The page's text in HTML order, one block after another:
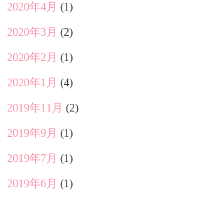
2020年4月 (1)
2020年3月 (2)
2020年2月 (1)
2020年1月 (4)
2019年11月 (2)
2019年9月 (1)
2019年7月 (1)
2019年6月 (1)